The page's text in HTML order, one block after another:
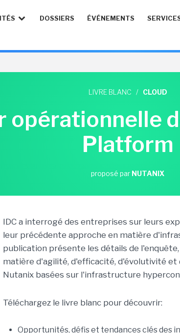
DOSSIERS ÉVÉNEMENTS
LIVRE BLANC / CLOUD
opérationnelle
Platform
proposé par NUTANIX
IDC a interrogé des entreprises sur leurs
leur précédente approche en matière
publication présente les détails de
matière d'agilité, d'efficacité, d'évolutivité
Nutanix basées sur l'infrastructure
Téléchargez le livre blanc pour découvrir:
Opportunités, défis et tendances clés des